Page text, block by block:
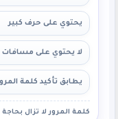
يحتوي على حرف كبير
لا يحتوي على مسافات
يطابق تأكيد كلمة
كلمة المرور لا تزال